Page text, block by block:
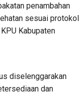
penambahan
sesuai protokol
Kabupaten
diselenggarakan
dan